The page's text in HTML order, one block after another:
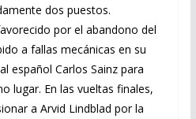
dos puestos.
por el abandono del
a fallas mecánicas en su
español Carlos Sainz para
lugar. En las vueltas finales,
a Arvid Lindblad por la